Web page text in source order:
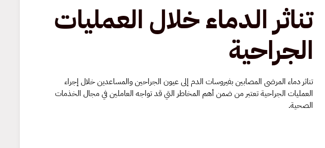
الدماء
خلال
العمليات
الجراحية
تناثر الدماء خلال العمليات
الجراحية
تناثر دماء المرضى المصابين بفيروسات الدم إلى عيون الجراحين والمساعدين خلال إجراء
العمليات الجراحية تعتبر من ضمن أهم المخاطر التي قد تواجه العاملين في مجال الخذمات
الصحية.